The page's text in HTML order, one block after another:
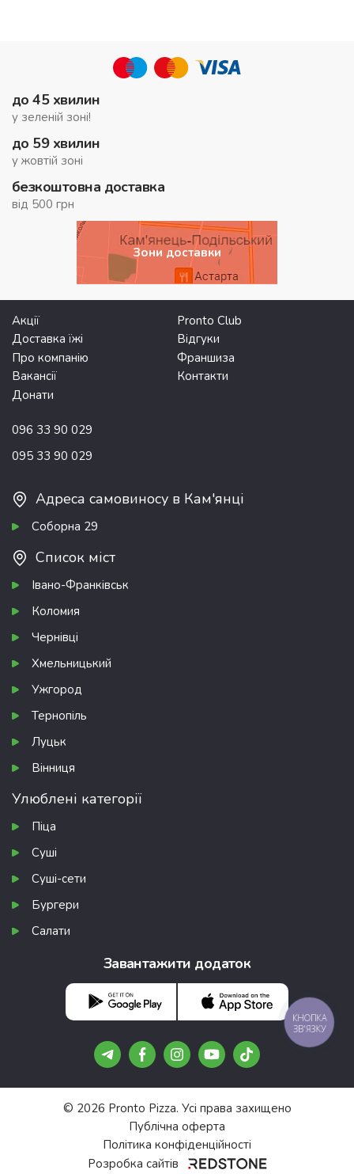
до 45 хвилин
у зеленій зоні!
до 59 хвилин
у жовтій зоні
безкоштовна доставка
від 500 грн
Зони доставки
Акції
Pronto Club
Доставка їжі
Відгуки
Про компанію
Франшиза
Вакансії
Контакти
Донати
096 33 90 029
095 33 90 029
Адреса самовиносу в Кам'янці
Соборна 29
Список міст
Івано-Франківськ
Коломия
Чернівці
Хмельницький
Ужгород
Тернопіль
Луцьк
Вінниця
Улюблені категорії
Піца
Суші
Суші-сети
Бургери
Салати
Завантажити додаток
© 2026 Pronto Pizza. Усі права захищено
Публічна оферта
Політика конфіденційності
Розробка сайтів
КНОПКА
ЗВ'ЯЗКУ